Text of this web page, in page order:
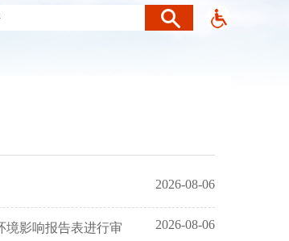
2026-08-06
境影响报告表进行审
2026-08-06